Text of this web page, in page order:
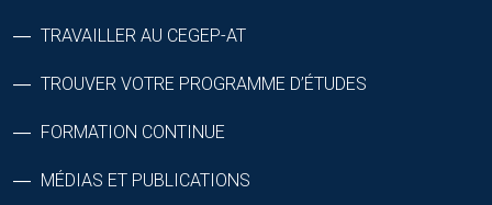
TRAVAILLER AU CEGEP-AT
TROUVER VOTRE PROGRAMME D’ÉTUDES
FORMATION CONTINUE
MÉDIAS ET PUBLICATIONS